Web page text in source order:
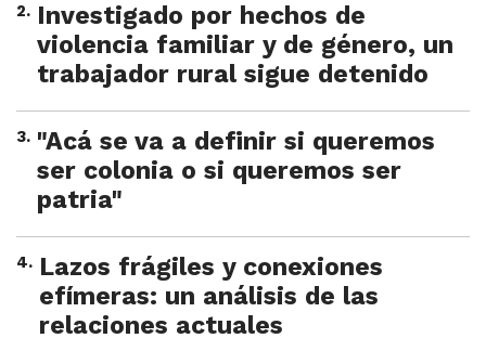
2. Investigado por hechos de
violencia familiar y de género, un
trabajador rural sigue detenido
3. "Acá se va a definir si queremos
ser colonia o si queremos ser
patria"
4. Lazos frágiles y conexiones
efímeras: un análisis de las
relaciones actuales